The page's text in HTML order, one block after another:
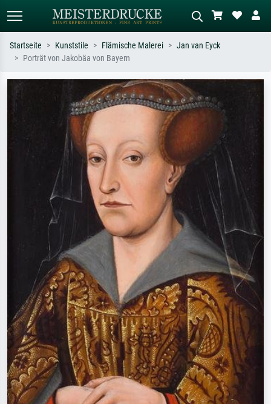
Suchen Sie nach Künstlern, Werktiteln
oder Stilen – z.B. Monet,
Sternennacht, Impressionismus, Welle
Hokusai, Akt.
Beschreiben Sie die Szene – z.B. Grüne
Wiese, Abstrakt mit viel Rot, Dunkles
Ölgemälde, Stehender Akt neben einem
Startseite Kunststile Flämische Malerei
Jan van Eyck
Porträt von Jakobäa von Bayern